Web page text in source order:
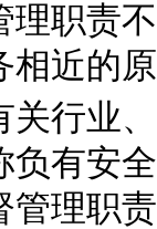
理职责
相近的
关行业
负有安
管理职